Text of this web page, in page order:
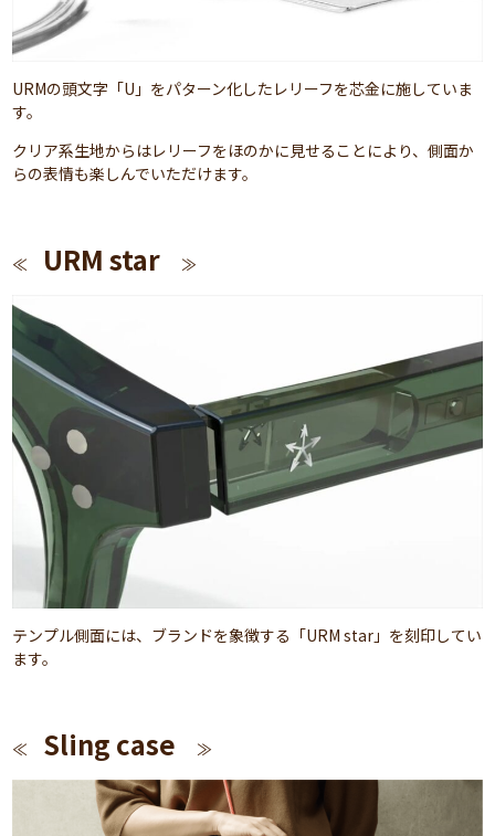
URMの頭文字「U」をパターン化したレリーフを芯金に施していま
す。
クリア系生地からはレリーフをほのかに見せることにより、側面か
らの表情も楽しんでいただけます。
≪ URM star ≫
テンプル側面には、ブランドを象徴する「URM star」を刻印してい
ます。
≪ Sling case ≫